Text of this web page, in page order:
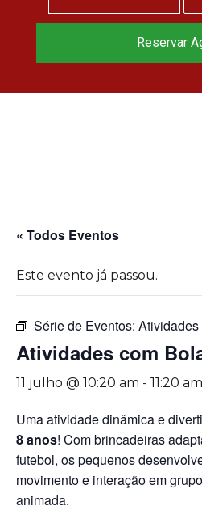
« Todos Eventos
Este evento já passou.
Série de Eventos: Atividades
Atividades com
11 julho @ 10:20 am - 11:20 am
Uma atividade dinâmica e
8 anos! Com brincadeiras
futebol, os pequenos
movimento e interação em
animada.
Reservar